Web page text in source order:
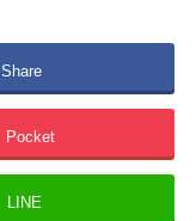
Share
Pocket
LINE